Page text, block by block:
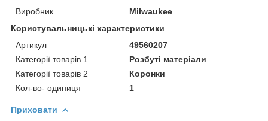
Виробник
Milwaukee
Користувальницькі характеристики
Артикул
49560207
Категорії товарів 1
Розбуті матеріали
Категорії товарів 2
Коронки
Кол-во- одиниця
1
Приховати